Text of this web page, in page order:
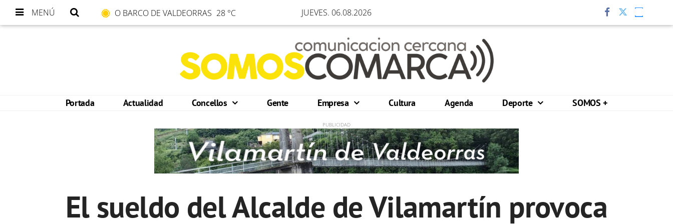
MENÚ O BARCO DE VALDEORRAS 28 °C JUEVES. 06.08.2026
Portada Actualidad Concellos Gente Empresa Cultura Agenda Deporte SOMOS +
El sueldo del Alcalde de Vilamartín provoca